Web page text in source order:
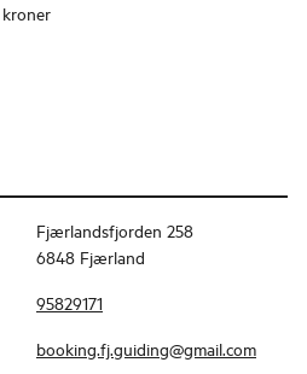
Fjærlandsfjorden 258
6848 Fjærland
95829171
booking.fj.guiding@gmail.com